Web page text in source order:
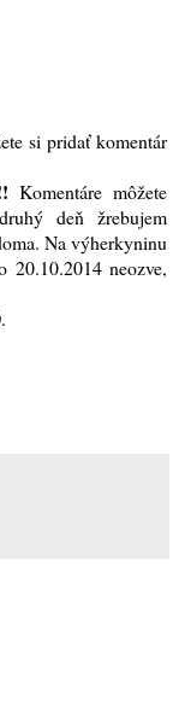
si pridať komentár
Komentáre môžete
deň žrebujem
Na výherkyninu
neozve,